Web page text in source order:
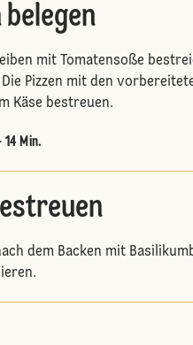
belegen
mit Tomatensoße
Pizzen mit den
Käse bestreuen.
14 Min.
dem Backen mit